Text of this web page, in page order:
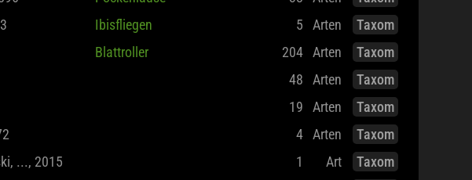
Ibisfliegen 5 Arten
Taxom
Blattroller 204 Arten
Taxom
48 Arten
Taxom
19 Arten
Taxom
4 Arten
Taxom
..., 2015 1 Art
Taxom